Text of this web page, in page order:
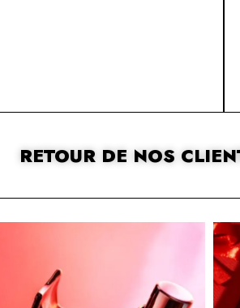
RETOUR DE NOS